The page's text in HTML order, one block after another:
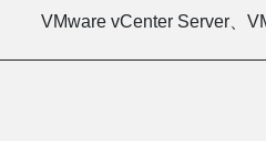
VMware vCenter Server、